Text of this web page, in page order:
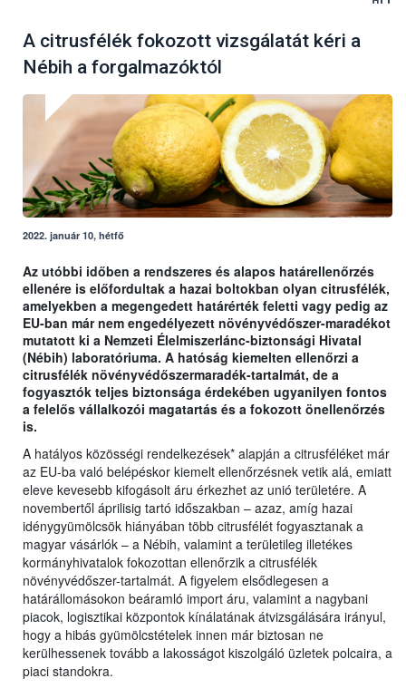
A citrusfélék fokozott vizsgálatát kéri a
Nébih a forgalmazóktól
2022. január 10, hétfő
Az utóbbi időben a rendszeres és alapos határellenőrzés
ellenére is előfordultak a hazai boltokban olyan citrusfélék,
amelyekben a megengedett határérték feletti vagy pedig az
EU-ban már nem engedélyezett növényvédőszer-maradékot
mutatott ki a Nemzeti Élelmiszerlánc-biztonsági Hivatal
(Nébih) laboratóriuma. A hatóság kiemelten ellenőrzi a
citrusfélék növényvédőszermaradék-tartalmát, de a
fogyasztók teljes biztonsága érdekében ugyanilyen fontos
a felelős vállalkozói magatartás és a fokozott önellenőrzés
is.
A hatályos közösségi rendelkezések* alapján a citrusféléket már
az EU-ba való belépéskor kiemelt ellenőrzésnek vetik alá, emiatt
eleve kevesebb kifogásolt áru érkezhet az unió területére. A
novembertől áprilisig tartó időszakban – azaz, amíg hazai
idénygyümölcsök hiányában több citrusfélét fogyasztanak a
magyar vásárlók – a Nébih, valamint a területileg illetékes
kormányhivatalok fokozottan ellenőrzik a citrusfélék
növényvédőszer-tartalmát. A figyelem elsődlegesen a
határállomásokon beáramló import áru, valamint a nagybani
piacok, logisztikai központok kínálatának átvizsgálására irányul,
hogy a hibás gyümölcstételek innen már biztosan ne
kerülhessenek tovább a lakosságot kiszolgáló üzletek polcaira, a
piaci standokra.